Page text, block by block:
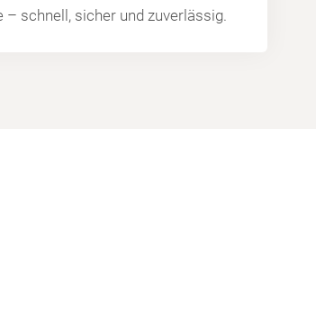
schnell, sicher und zuverlässig.